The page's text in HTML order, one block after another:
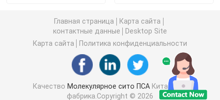
Лабораторная упаковка
internals перегонной колонны
Шарик глинозема керамический
Главная страница
Карта сайта
контактные данные
Desktop Site
Карта сайта
Политика конфиденциальности
Качество Молекулярное сито ПСАКитайская
фабрика.Copyright © 2026